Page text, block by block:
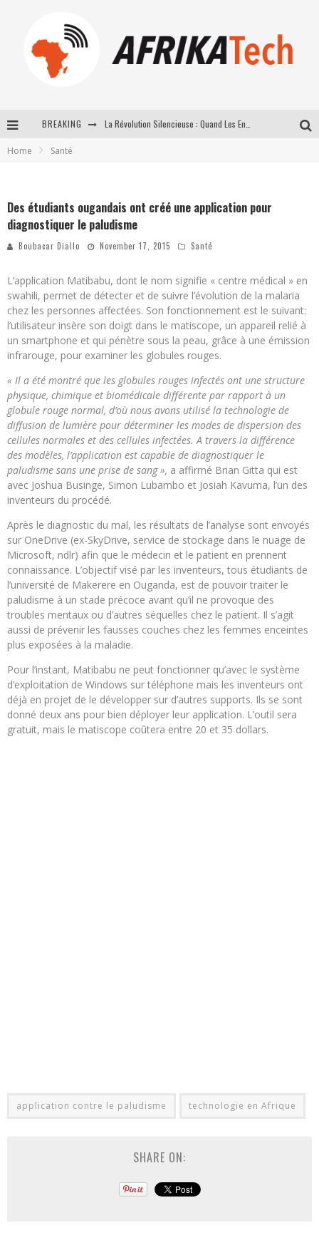
BREAKING
E-COMMERCE: FOR TABASKI, AFRIMARKET AND LEBARA DELIVER SHEEP TO AFRICA VIA INTERNET
Home Santé
Des étudiants ougandais ont créé une application pour
diagnostiquer le paludisme
Boubacar Diallo November 17, 2015 Santé
L’application Matibabu, dont le nom signifie « centre médical » en
swahili, permet de détecter et de suivre l’évolution de la malaria
chez les personnes affectées. Son fonctionnement est le suivant:
l’utilisateur insère son doigt dans le matiscope, un appareil relié à
un smartphone et qui pénètre sous la peau, grâce à une émission
infrarouge, pour examiner les globules rouges.
« Il a été montré que les globules rouges infectés ont une structure
physique, chimique et biomédicale différente par rapport à un
globule rouge normal, d’où nous avons utilisé la technologie de
diffusion de lumière pour déterminer les modes de dispersion des
cellules normales et des cellules infectées. A travers la différence
des modèles, l’application est capable de diagnostiquer le
paludisme sans une prise de sang », a affirmé Brian Gitta qui est
avec Joshua Businge, Simon Lubambo et Josiah Kavuma, l’un des
inventeurs du procédé.
Après le diagnostic du mal, les résultats de l’analyse sont envoyés
sur OneDrive (ex-SkyDrive, service de stockage dans le nuage de
Microsoft, ndlr) afin que le médecin et le patient en prennent
connaissance. L’objectif visé par les inventeurs, tous étudiants de
l’université de Makerere en Ouganda, est de pouvoir traiter le
paludisme à un stade précoce avant qu’il ne provoque des
troubles mentaux ou d’autres séquelles chez le patient. Il s’agit
aussi de prévenir les fausses couches chez les femmes enceintes
plus exposées à la maladie.
Pour l’instant, Matibabu ne peut fonctionner qu’avec le système
d’exploitation de Windows sur téléphone mais les inventeurs ont
déjà en projet de le développer sur d’autres supports. Ils se sont
donné deux ans pour bien déployer leur application. L’outil sera
gratuit, mais le matiscope coûtera entre 20 et 35 dollars.
application contre le paludisme technologie en Afrique
SHARE ON: